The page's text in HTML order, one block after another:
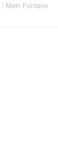
Mein Fontane